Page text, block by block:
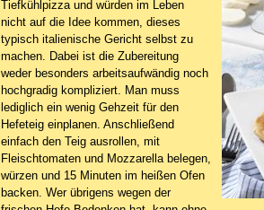
Tiefkühlpizza und würden im Leben
nicht auf die Idee kommen, dieses
typisch italienische Gericht selbst zu
machen. Dabei ist die Zubereitung
weder besonders arbeitsaufwändig noch
hochgradig kompliziert. Man muss
lediglich ein wenig Gehzeit für den
Hefeteig einplanen. Anschließend
einfach den Teig ausrollen, mit
Fleischtomaten und Mozzarella belegen,
würzen und 15 Minuten im heißen Ofen
backen. Wer übrigens wegen der